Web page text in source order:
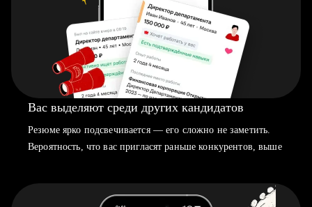
Вас выделяют среди других кандидатов
Резюме ярко подсвечивается — его сложно не заметить.
Вероятность, что вас пригласят раньше конкурентов, выше